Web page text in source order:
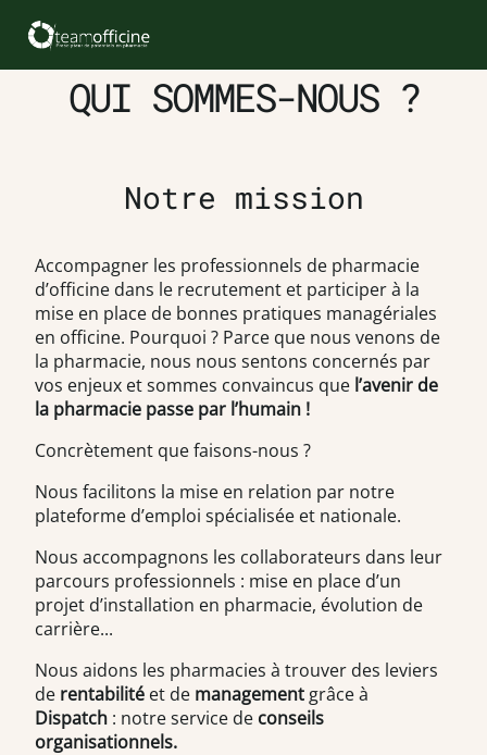
QUI SOMMES-NOUS ?
Notre mission
Accompagner les professionnels de pharmacie
d’officine dans le recrutement et participer à la
mise en place de bonnes pratiques managériales
en officine. Pourquoi ? Parce que nous venons de
la pharmacie, nous nous sentons concernés par
vos enjeux et sommes convaincus que l’avenir de
la pharmacie passe par l’humain !
Concrètement que faisons-nous ?
Nous facilitons la mise en relation par notre
plateforme d’emploi spécialisée et nationale.
Nous accompagnons les collaborateurs dans leur
parcours professionnels : mise en place d’un
projet d’installation en pharmacie, évolution de
carrière...
Nous aidons les pharmacies à trouver des leviers
de rentabilité et de management grâce à
Dispatch : notre service de conseils
organisationnels.